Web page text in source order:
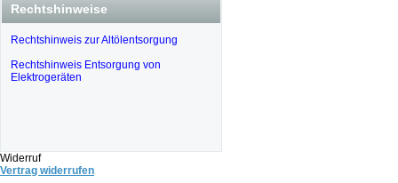
Rechtshinweise
Rechtshinweis zur Altölentsorgung
Rechtshinweis Entsorgung von
Elektrogeräten
Widerruf
Vertrag widerrufen